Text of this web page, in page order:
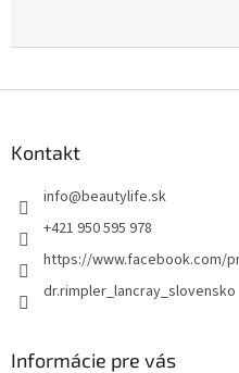
Kontakt
info@beautylife.sk
+421 950 595 978
https://www.facebook.com/
dr.rimpler_lancray_slovensko
Informácie pre vás